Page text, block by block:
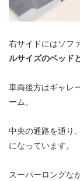
右サイドにはソフ
ルサイズのベッド
車両後方はギャレ
ーム。
中央の通路を通り、
になっています。
スーパーロングな